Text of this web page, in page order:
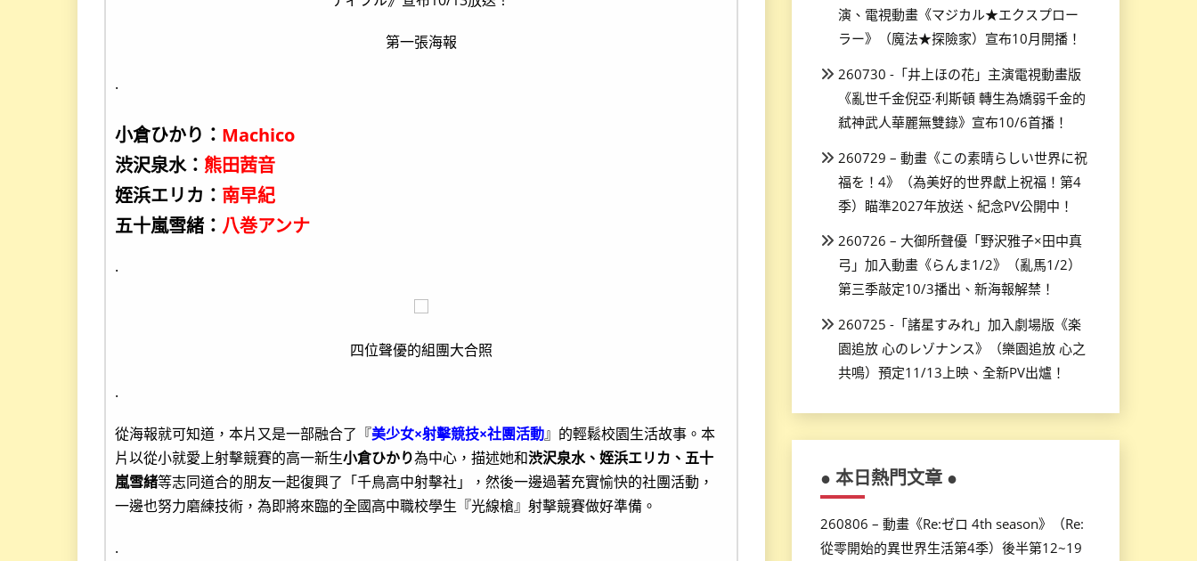
第一張海報
.
小倉ひかり： Machico
渋沢泉水： 熊田茜音
姪浜エリカ： 南早紀
五十嵐雪緒： 八巻アンナ
.
四位聲優的組團大合照
.
從海報就可知道，本片又是一部融合了『美少女×射擊競技×社團活動』的輕鬆校園生活故事。本
片以從小就愛上射擊競賽的高一新生小倉ひかり為中心，描述她和渋沢泉水、姪浜エリカ、五十
嵐雪緒等志同道合的朋友一起復興了「千鳥高中射擊社」，然後一邊過著充實愉快的社團活動，
一邊也努力磨練技術，為即將來臨的全國高中職校學生『光線槍』射擊競賽做好準備。
.
演、電視動畫《マジカル★エクスプロー
ラー》（魔法★探險家）宣布10月開播！
260730 -「井上ほの花」主演電視動畫版
《亂世千金倪亞·利斯頓 轉生為嬌弱千金的
弒神武人華麗無雙錄》宣布10/6首播！
260729 – 動畫《この素晴らしい世界に祝
福を！4》（為美好的世界獻上祝福！第4
季）瞄準2027年放送、紀念PV公開中！
260726 – 大御所聲優「野沢雅子×田中真
弓」加入動畫《らんま1/2》（亂馬1/2）
第三季敲定10/3播出、新海報解禁！
260725 -「諸星すみれ」加入劇場版《楽
園追放 心のレゾナンス》（樂園追放 心之
共鳴）預定11/13上映、全新PV出爐！
● 本日熱門文章 ●
260806 – 動畫《Re:ゼロ 4th season》（Re:
從零開始的異世界生活第4季）後半第12~19